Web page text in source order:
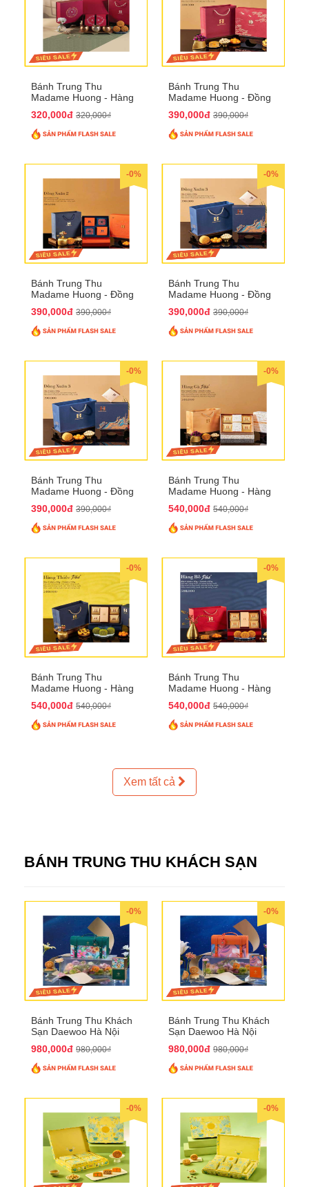
Bánh Trung Thu
Madame Huong - Hàng
320,000đ 320,000₫
Bánh Trung Thu
Madame Huong - Đồng
390,000đ 390,000₫
-0%
Bánh Trung Thu
Madame Huong - Đồng
390,000đ 390,000₫
-0%
Bánh Trung Thu
Madame Huong - Đồng
390,000đ 390,000₫
-0%
Bánh Trung Thu
Madame Huong - Đồng
390,000đ 390,000₫
-0%
Bánh Trung Thu
Madame Huong - Hàng
540,000đ 540,000₫
-0%
Bánh Trung Thu
Madame Huong - Hàng
540,000đ 540,000₫
-0%
Bánh Trung Thu
Madame Huong - Hàng
540,000đ 540,000₫
Xem tất cả
BÁNH TRUNG THU KHÁCH SẠN
-0%
Bánh Trung Thu Khách
Sạn Daewoo Hà Nội
QTTT30
980,000đ 980,000₫
-0%
Bánh Trung Thu Khách
Sạn Daewoo Hà Nội
QTTT31
980,000đ 980,000₫
-0% -0%